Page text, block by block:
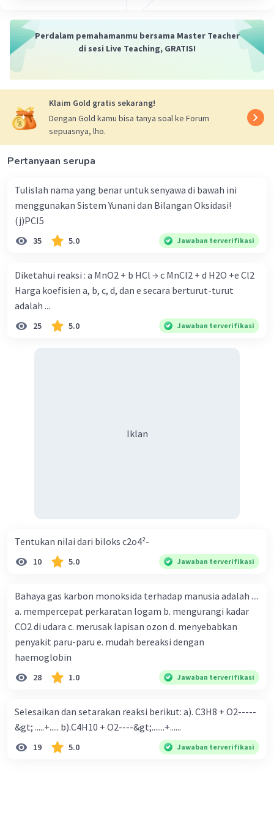
masih banyak lagi aplikasi lainnya yang sedang
dikembangkan.
Perdalam pemahamanmu bersama Master Teacher
di sesi Live Teaching, GRATIS!
Klaim Gold gratis sekarang!
Dengan Gold kamu bisa tanya soal ke Forum
sepuasnya, lho.
Pertanyaan serupa
Tulislah nama yang benar untuk senyawa di bawah ini
menggunakan Sistem Yunani dan Bilangan Oksidasi!
(j)PCI5
35 5.0 Jawaban terverifikasi
Diketahui reaksi : a MnO2 + b HCl → c MnCl2 + d H2O +e Cl2
Harga koefisien a, b, c, d, dan e secara berturut-turut
adalah ...
25 5.0 Jawaban terverifikasi
Iklan
Tentukan nilai dari biloks c2o4²-
10 5.0 Jawaban terverifikasi
Bahaya gas karbon monoksida terhadap manusia adalah ....
a. mempercepat perkaratan logam b. mengurangi kadar
CO2 di udara c. merusak lapisan ozon d. menyebabkan
penyakit paru-paru e. mudah bereaksi dengan
haemoglobin
28 1.0 Jawaban terverifikasi
Selesaikan dan setarakan reaksi berikut: a). C3H8 + O2-----
&gt; .....+..... b).C4H10 + O2----&gt;.......+......
19 5.0 Jawaban terverifikasi